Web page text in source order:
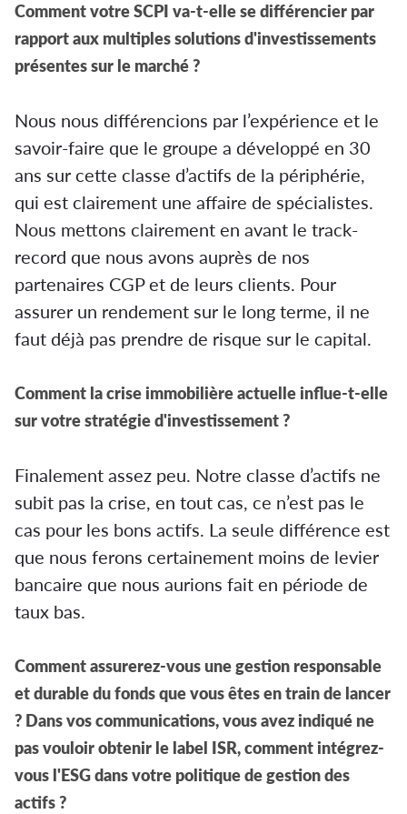
Comment votre SCPI va-t-elle se différencier par
rapport aux multiples solutions d'investissements
présentes sur le marché ?
Nous nous différencions par l’expérience et le
savoir-faire que le groupe a développé en 30
ans sur cette classe d’actifs de la périphérie,
qui est clairement une affaire de spécialistes.
Nous mettons clairement en avant le track-
record que nous avons auprès de nos
partenaires CGP et de leurs clients. Pour
assurer un rendement sur le long terme, il ne
faut déjà pas prendre de risque sur le capital.
Comment la crise immobilière actuelle influe-t-elle
sur votre stratégie d'investissement ?
Finalement assez peu. Notre classe d’actifs ne
subit pas la crise, en tout cas, ce n’est pas le
cas pour les bons actifs. La seule différence est
que nous ferons certainement moins de levier
bancaire que nous aurions fait en période de
taux bas.
Comment assurerez-vous une gestion responsable
et durable du fonds que vous êtes en train de lancer
? Dans vos communications, vous avez indiqué ne
pas vouloir obtenir le label ISR, comment intégrez-
vous l'ESG dans votre politique de gestion des
actifs ?